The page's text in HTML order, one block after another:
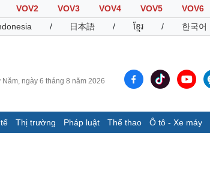
VOV2 VOV3 VOV4 VOV5 VOV6
/ 日本語 / ខ្មែរ / 한국어
Năm, ngày 6 tháng 8 năm 2026
Thị trường Pháp luật Thể thao Ô tô - Xe máy